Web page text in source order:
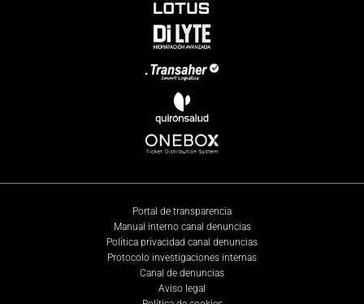
Portal de transparencia
Manual interno canal denuncias
Política privacidad canal denuncias
Protocolo investigaciones internas
Canal de denuncias
Aviso legal